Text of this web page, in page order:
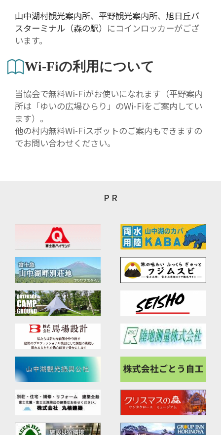
山中湖村観光案内所、 平野観光案内所、 旭日丘バ
スターミナル（森の駅） にコインロッカーがござ
います。
Wi-Fiの利用について
当協会で無料Wi-Fiがお使いになれます（平野案内
所は「ゆいの広場ひらり」のWi-Fiをご案内してい
ます）。
他の村内無料Wi-Fiスポットのご案内もできますの
でお問い合わせください。
P R